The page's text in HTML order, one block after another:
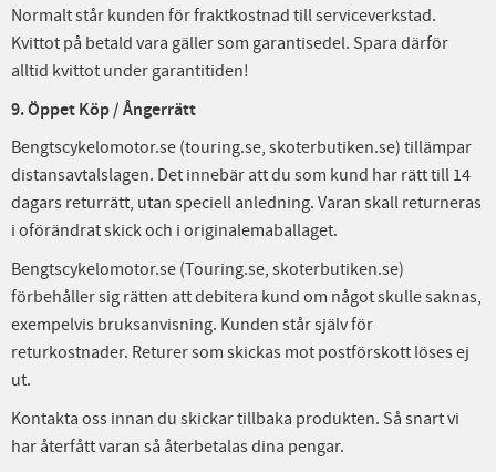
Normalt står kunden för fraktkostnad till serviceverkstad.
Kvittot på betald vara gäller som garantisedel. Spara därför
alltid kvittot under garantitiden!
9. Öppet Köp / Ångerrätt
Bengtscykelomotor.se (touring.se, skoterbutiken.se) tillämpar
distansavtalslagen. Det innebär att du som kund har rätt till 14
dagars returrätt, utan speciell anledning. Varan skall returneras
i oförändrat skick och i originalemaballaget.
Bengtscykelomotor.se (Touring.se, skoterbutiken.se)
förbehåller sig rätten att debitera kund om något skulle saknas,
exempelvis bruksanvisning. Kunden står själv för
returkostnader. Returer som skickas mot postförskott löses ej
ut.
Kontakta oss innan du skickar tillbaka produkten. Så snart vi
har återfått varan så återbetalas dina pengar.